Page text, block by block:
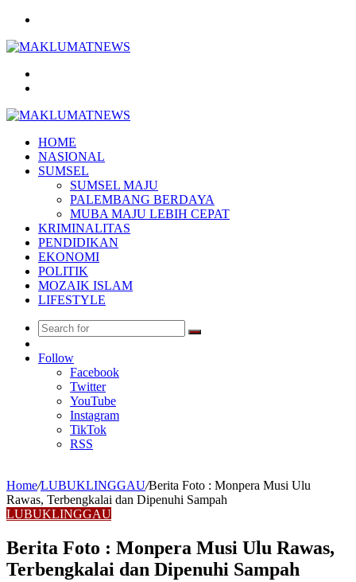
HOME
NASIONAL
SUMSEL
SUMSEL MAJU
PALEMBANG BERDAYA
MUBA MAJU LEBIH CEPAT
KRIMINALITAS
PENDIDIKAN
EKONOMI
POLITIK
MOZAIK ISLAM
LIFESTYLE
Search
Article
Follow
Facebook
Twitter
YouTube
Instagram
TikTok
RSS
Home/LUBUKLINGGAU/Berita Foto : Monpera Musi Ulu
Rawas, Terbengkalai dan Dipenuhi Sampah
LUBUKLINGGAU
Berita Foto : Monpera Musi Ulu Rawas,
Terbengkalai dan Dipenuhi Sampah